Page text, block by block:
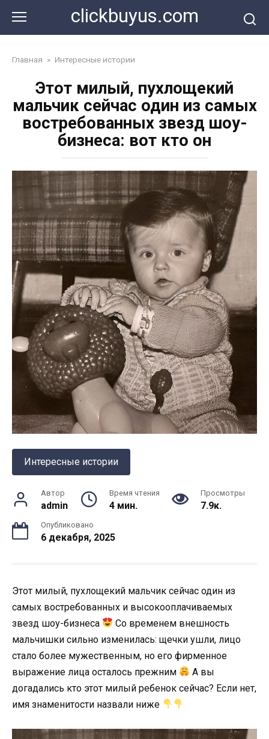
контенту
clickbuyus.com
Главная » Интересные истории
Этот милый, пухлощекий
мальчик сейчас один из самых
востребованных звезд шоу-
бизнеса: вот кто он
Интересные истории
Автор
admin
Время чтения
4 мин.
Просмотры
7.9к.
Опубликовано
6 декабря, 2025
Этот милый, пухлощекий мальчик сейчас один из
самых востребованных и высокооплачиваемых
звезд шоу-бизнеса
Со временем внешность
мальчишки сильно изменилась: щечки ушли, лицо
стало более мужественным, но его фирменное
выражение лица осталось прежним
А вы
догадались кто этот милый ребенок сейчас? Если нет,
имя знаменитости назвали ниже